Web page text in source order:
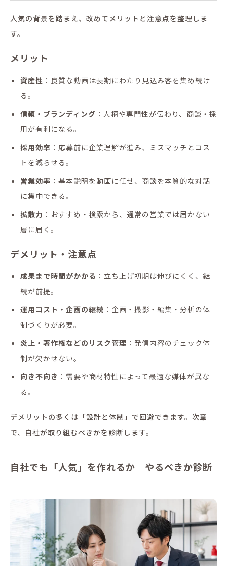
人気の背景を踏まえ、改めてメリットと注意点を整理しま
す。
メリット
資産性 ：良質な動画は長期にわたり見込み客を集め続け
る。
信頼・ブランディング ：人柄や専門性が伝わり、商談・採
用が有利になる。
採用効率 ：応募前に企業理解が進み、ミスマッチとコス
トを減らせる。
営業効率 ：基本説明を動画に任せ、商談を本質的な対話
に集中できる。
拡散力 ：おすすめ・検索から、通常の営業では届かない
層に届く。
デメリット・注意点
成果まで時間がかかる ：立ち上げ初期は伸びにくく、継
続が前提。
運用コスト・企画の継続 ：企画・撮影・編集・分析の体
制づくりが必要。
炎上・著作権などのリスク管理 ：発信内容のチェック体
制が欠かせない。
向き不向き ：需要や商材特性によって最適な媒体が異な
る。
デメリットの多くは「設計と体制」で回避できます。次章
で、自社が取り組むべきかを診断します。
自社でも「人気」を作れるか｜やるべきか診断